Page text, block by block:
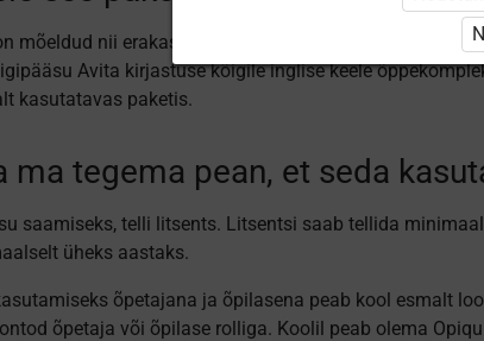
mõeldud nii erakasutajale kui õpetaja ja õpilase rolliga
Avita kirjastuse kõigile inglise keele
kasutatavas paketis.
ma tegema pean, et seda
saamiseks, telli litsents. Litsentsi saab tellida
üheks aastaks.
õpetajana ja õpilasena peab kool esmalt
õpetaja või õpilase rolliga. Koolil peab olema